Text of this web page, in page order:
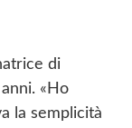
di
«Ho
la semplicità